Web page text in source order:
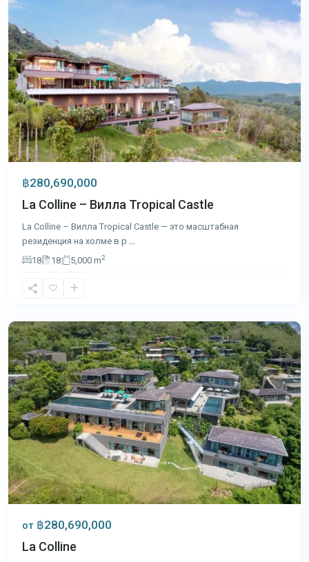
฿280,690,000
La Colline – Вилла Tropical Castle
La Colline – Вилла Tropical Castle — это масштабная
резиденция на холме в р ...
18
18 5,000 m2
Лаян
от ฿280,690,000
La Colline